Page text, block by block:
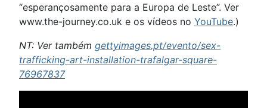
“esperançosamente para a Europa de Leste”. Ver
www.the-journey.co.uk e os vídeos no YouTube.)
NT: Ver também gettyimages.pt/evento/sex-
trafficking-art-installation-trafalgar-square-
76967837